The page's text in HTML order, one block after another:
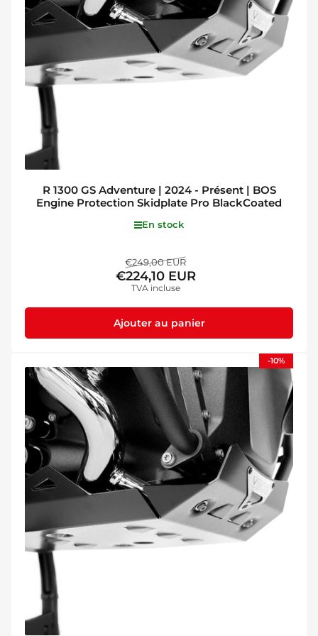
R 1300 GS Adventure | 2024 - Présent | BOS
Engine Protection Skidplate Pro BlackCoated
En stock
Prix
€249,00 EURPrix
de
€224,10 EUR
TVA incluse
Ajouter au panier
-10%